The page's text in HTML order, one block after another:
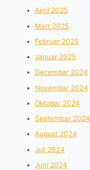
April 2025
Mart 2025
Februar 2025
Januar 2025
Decembar 2024
Novembar 2024
Oktobar 2024
Septembar 2024
August 2024
Juli 2024
Juni 2024